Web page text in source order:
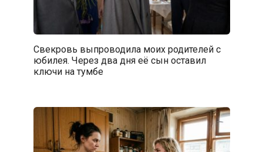
Свекровь выпроводила моих родителей с
юбилея. Через два дня её сын оставил
ключи на тумбе